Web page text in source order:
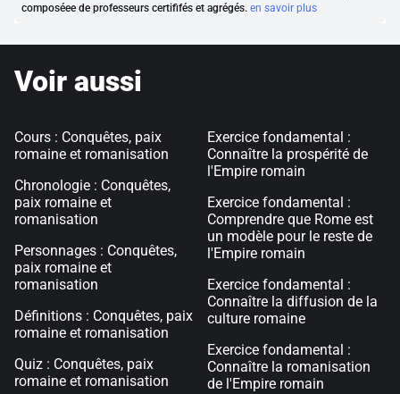
composéee de professeurs certififés et agrégés. en savoir plus
Voir aussi
Cours : Conquêtes, paix
romaine et romanisation
Chronologie : Conquêtes,
paix romaine et
romanisation
Personnages : Conquêtes,
paix romaine et
romanisation
Définitions : Conquêtes, paix
romaine et romanisation
Quiz : Conquêtes, paix
romaine et romanisation
Exercice fondamental :
Connaître la prospérité de
l'Empire romain
Exercice fondamental :
Comprendre que Rome est
un modèle pour le reste de
l'Empire romain
Exercice fondamental :
Connaître la diffusion de la
culture romaine
Exercice fondamental :
Connaître la romanisation
de l'Empire romain